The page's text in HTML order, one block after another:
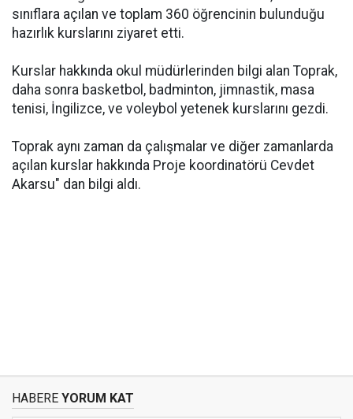
sınıflara açılan ve toplam 360 öğrencinin bulunduğu
hazırlık kurslarını ziyaret etti.
Kurslar hakkında okul müdürlerinden bilgi alan Toprak,
daha sonra basketbol, badminton, jimnastik, masa
tenisi, İngilizce, ve voleybol yetenek kurslarını gezdi.
Toprak aynı zaman da çalışmalar ve diğer zamanlarda
açılan kurslar hakkında Proje koordinatörü Cevdet
Akarsu" dan bilgi aldı.
HABERE YORUM KAT